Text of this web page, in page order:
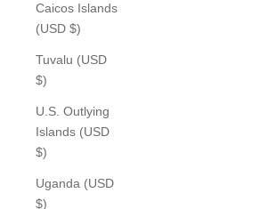
Caicos Islands
(USD $)
Tuvalu (USD
$)
U.S. Outlying
Islands (USD
$)
Uganda (USD
$)